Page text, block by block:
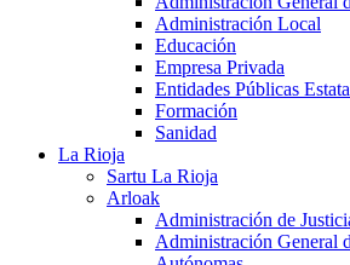
Administración Local
Educación
Empresa Privada
Entidades Públicas
Formación
Sanidad
La Rioja
Sartu La Rioja
Arloak
Administración de
Administración General